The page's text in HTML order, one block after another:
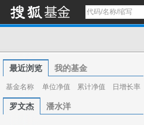
最近浏览 我的基金
基金名称 单位净值 累计净值 日增长率
罗文杰 潘水洋